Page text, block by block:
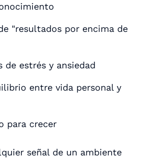
"resultados por encima de
de estrés y ansiedad
entre vida personal y
para crecer
señal de un ambiente